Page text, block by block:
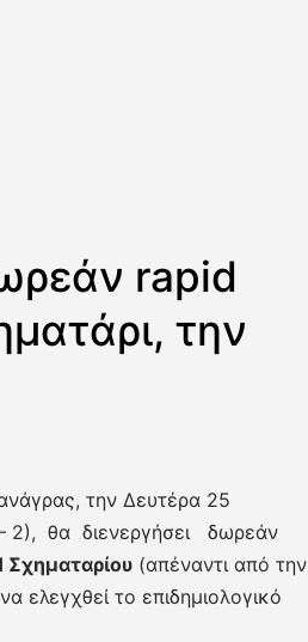
rapid
την
την Δευτέρα 25
2), θα διενεργήσει δωρεάν
(απέναντι από την
το επιδημιολογικό